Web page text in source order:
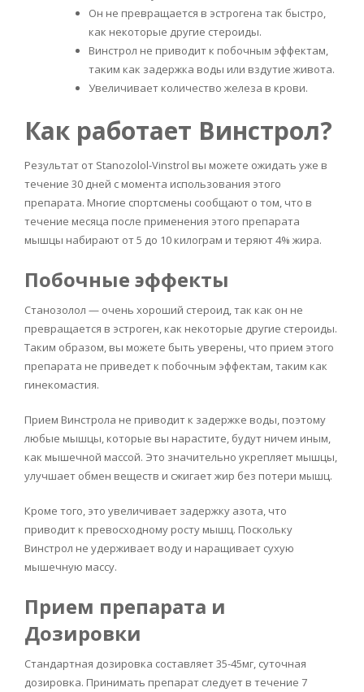
Он не превращается в эстрогена так быстро,
как некоторые другие стероиды.
Винстрол не приводит к побочным эффектам,
таким как задержка воды или вздутие живота.
Увеличивает количество железа в крови.
Как работает Винстрол?
Результат от Stanozolol-Vinstrol вы можете ожидать уже в
течение 30 дней с момента использования этого
препарата. Многие спортсмены сообщают о том, что в
течение месяца после применения этого препарата
мышцы набирают от 5 до 10 килограм и теряют 4% жира.
Побочные эффекты
Станозолол — очень хороший стероид, так как он не
превращается в эстроген, как некоторые другие стероиды.
Таким образом, вы можете быть уверены, что прием этого
препарата не приведет к побочным эффектам, таким как
гинекомастия.
Прием Винстрола не приводит к задержке воды, поэтому
любые мышцы, которые вы нарастите, будут ничем иным,
как мышечной массой. Это значительно укрепляет мышцы,
улучшает обмен веществ и сжигает жир без потери мышц.
Кроме того, это увеличивает задержку азота, что
приводит к превосходному росту мышц. Поскольку
Винстрол не удерживает воду и наращивает сухую
мышечную массу.
Прием препарата и
Дозировки
Стандартная дозировка составляет 35-45мг, суточная
дозировка. Принимать препарат следует в течение 7